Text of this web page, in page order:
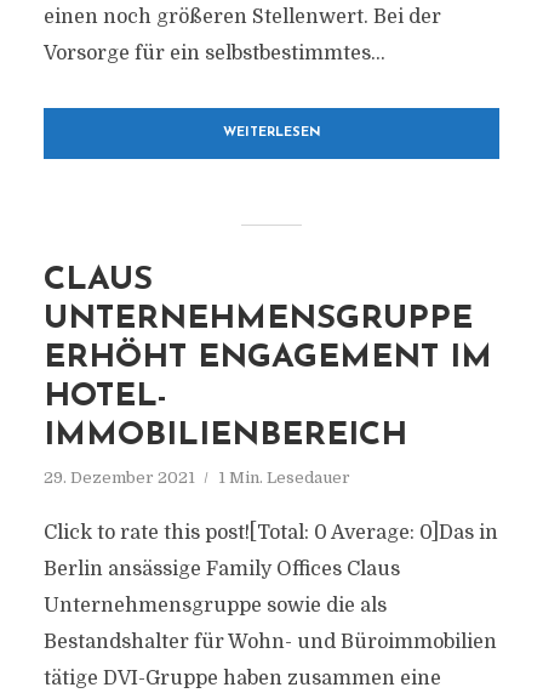
einen noch größeren Stellenwert. Bei der
Vorsorge für ein selbstbestimmtes...
WEITERLESEN
CLAUS
UNTERNEHMENSGRUPPE
ERHÖHT ENGAGEMENT IM
HOTEL-
IMMOBILIENBEREICH
29. Dezember 2021 1 Min. Lesedauer
Click to rate this post![Total: 0 Average: 0]Das in
Berlin ansässige Family Offices Claus
Unternehmensgruppe sowie die als
Bestandshalter für Wohn- und Büroimmobilien
tätige DVI-Gruppe haben zusammen eine